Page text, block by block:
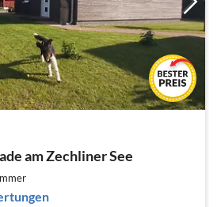
am Zechliner See